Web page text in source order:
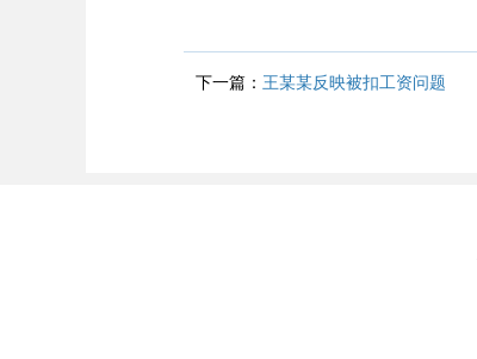
下一篇： 王某某反映被扣工资问题